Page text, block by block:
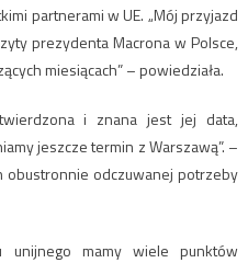
partnerami w UE. „Mój przyjazd
prezydenta Macrona w Polsce,
miesiącach” – powiedziała.
i znana jest jej data,
jeszcze termin z Warszawą”. –
obustronnie odczuwanej potrzeby
unijnego mamy wiele punktów